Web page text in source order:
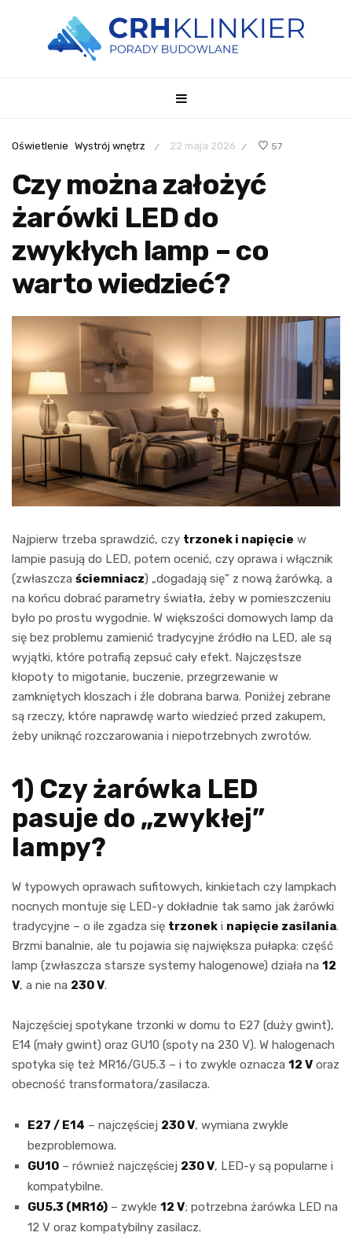
Oświetlenie Wystrój wnętrz / 22 maja 2026 / 57
Czy można założyć
żarówki LED do
zwykłych lamp – co
warto wiedzieć?
Najpierw trzeba sprawdzić, czy trzonek i napięcie w
lampie pasują do LED, potem ocenić, czy oprawa i włącznik
(zwłaszcza ściemniacz) „dogadają się” z nową żarówką, a
na końcu dobrać parametry światła, żeby w pomieszczeniu
było po prostu wygodnie. W większości domowych lamp da
się bez problemu zamienić tradycyjne źródło na LED, ale są
wyjątki, które potrafią zepsuć cały efekt. Najczęstsze
kłopoty to migotanie, buczenie, przegrzewanie w
zamkniętych kloszach i źle dobrana barwa. Poniżej zebrane
są rzeczy, które naprawdę warto wiedzieć przed zakupem,
żeby uniknąć rozczarowania i niepotrzebnych zwrotów.
1) Czy żarówka LED
pasuje do „zwykłej”
lampy?
W typowych oprawach sufitowych, kinkietach czy lampkach
nocnych montuje się LED-y dokładnie tak samo jak żarówki
tradycyjne – o ile zgadza się trzonek i napięcie zasilania.
Brzmi banalnie, ale tu pojawia się największa pułapka: część
lamp (zwłaszcza starsze systemy halogenowe) działa na 12
V, a nie na 230 V.
Najczęściej spotykane trzonki w domu to E27 (duży gwint),
E14 (mały gwint) oraz GU10 (spoty na 230 V). W halogenach
spotyka się też MR16/GU5.3 – i to zwykle oznacza 12 V oraz
obecność transformatora/zasilacza.
E27 / E14 – najczęściej 230 V, wymiana zwykle
bezproblemowa.
GU10 – również najczęściej 230 V, LED-y są popularne i
kompatybilne.
GU5.3 (MR16) – zwykle 12 V; potrzebna żarówka LED na
12 V oraz kompatybilny zasilacz.